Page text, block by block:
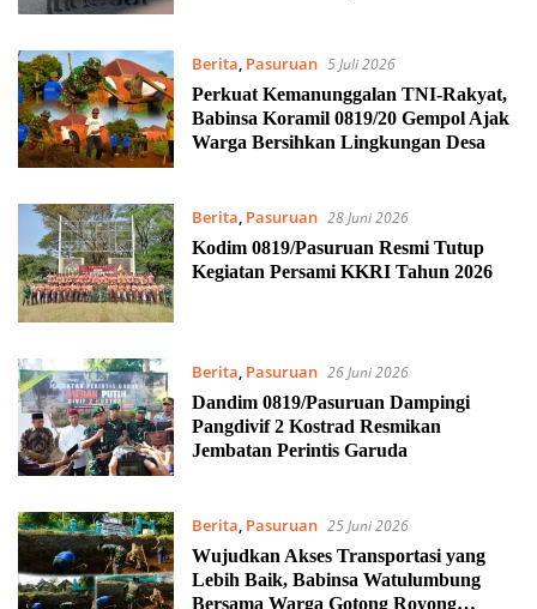
Berita Pasuruan 5 Juli 2026
Perkuat Kemanunggalan TNI-Rakyat,
Babinsa Koramil 0819/20 Gempol Ajak
Warga Bersihkan Lingkungan Desa
Berita, Pasuruan 28 Juni 2026
Kodim 0819/Pasuruan Resmi Tutup
Kegiatan Persami KKRI Tahun 2026
Berita Pasuruan 26 Juni 2026
Dandim 0819/Pasuruan Dampingi
Pangdivif 2 Kostrad Resmikan
Jembatan Perintis Garuda
Berita, Pasuruan 25 Juni 2026
Wujudkan Akses Transportasi yang
Lebih Baik, Babinsa Watulumbung
Bersama Warga Gotong Royong